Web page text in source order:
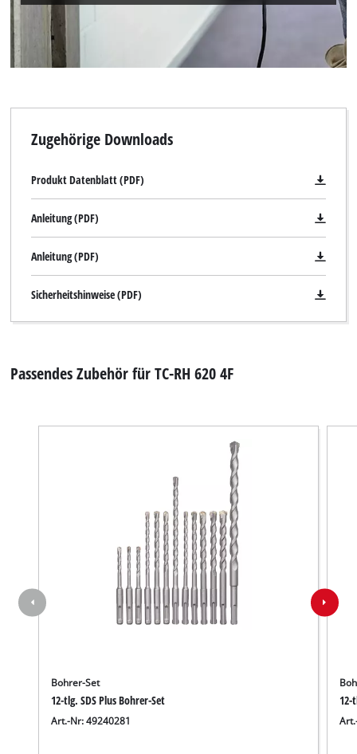
This content is not permitted to load due
to trackers that are not disclosed to the
visitor. The website owner needs to setup
Management Platform
Zugehörige Downloads
Produkt Datenblatt (PDF)
Anleitung (PDF)
Anleitung (PDF)
Sicherheitshinweise (PDF)
Passendes Zubehör für TC-RH 620 4F
Bohrer-Set
12-tlg. SDS Plus Bohrer-Set
Art.-Nr: 49240281
12-